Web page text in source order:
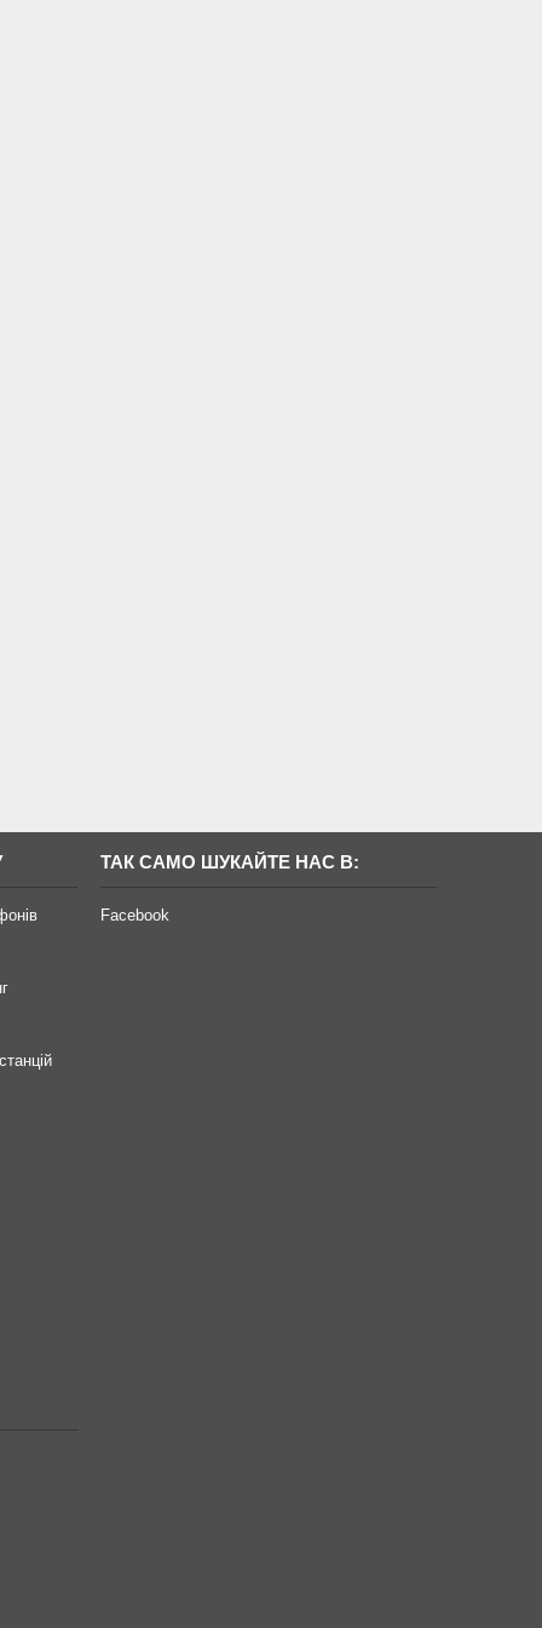
ТАК САМО ШУКАЙТЕ НАС В:
Facebook